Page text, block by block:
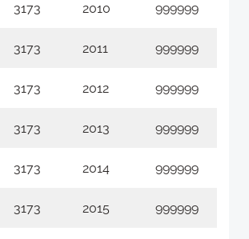
3173 2010 999999
3173 2011 999999
3173 2012 999999
3173 2013 999999
3173 2014 999999
3173 2015 999999